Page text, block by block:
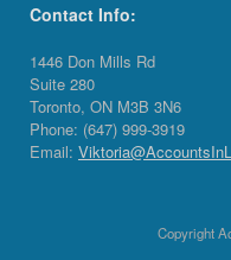
Contact Info:
1446 Don Mills Rd
Suite 280
Toronto, ON M3B 3N6
Phone: (647) 999-3919
Email:
Copyright